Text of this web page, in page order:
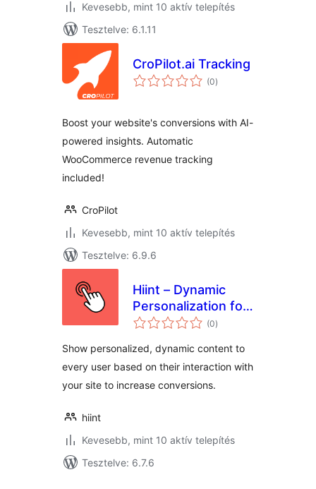
Kevesebb, mint 10 aktív telepítés
Tesztelve: 6.1.11
CroPilot.ai Tracking
(0értékelés
összesen
)
Boost your website's conversions with AI-
powered insights. Automatic
WooCommerce revenue tracking
included!
CroPilot
Kevesebb, mint 10 aktív telepítés
Tesztelve: 6.9.6
Hiint – Dynamic
Personalization for
Woocommerce
(0értékelés
összesen
)
Show personalized, dynamic content to
every user based on their interaction with
your site to increase conversions.
hiint
Kevesebb, mint 10 aktív telepítés
Tesztelve: 6.7.6